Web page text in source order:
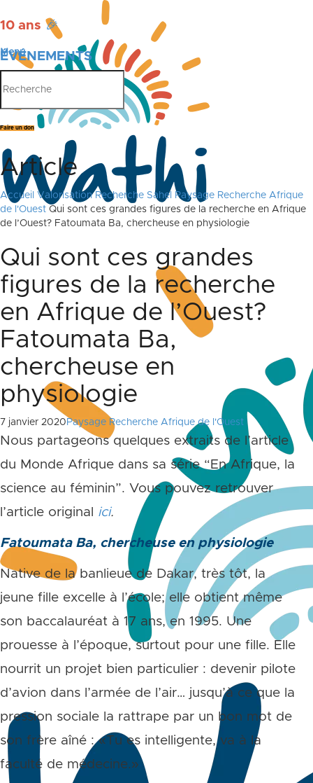
10 ans 🎉
ÉVÉNEMENTS
PUBLICATIONS
Menu
Faire un don
Article
Accueil Valorisation Recherche Sahel
Paysage Recherche Afrique
de l'Ouest Qui sont ces grandes figures de la recherche en Afrique
de l’Ouest? Fatoumata Ba, chercheuse en physiologie
Qui sont ces grandes
figures de la recherche
en Afrique de l’Ouest?
Fatoumata Ba,
chercheuse en
physiologie
7 janvier 2020 Paysage Recherche Afrique de l'Ouest
Nous partageons quelques extraits de l’article
du Monde Afrique dans sa série “En Afrique, la
science au féminin”. Vous pouvez retrouver
l’article original ici.
Fatoumata Ba, chercheuse en physiologie
Native de la banlieue de Dakar, très tôt, la
jeune fille excelle à l’école; elle obtient même
son baccalauréat à 17 ans, en 1995. Une
prouesse à l’époque, surtout pour une fille. Elle
nourrit un projet bien particulier : devenir pilote
d’avion dans l’armée de l’air… jusqu’à ce que la
pression sociale la rattrape par un bon mot de
son frère aîné : «Tu es intelligente, va à la
faculté de médecine.»